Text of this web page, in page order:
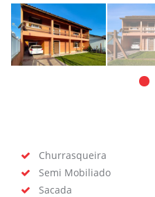
Churrasqueira
Semi Mobiliado
Sacada